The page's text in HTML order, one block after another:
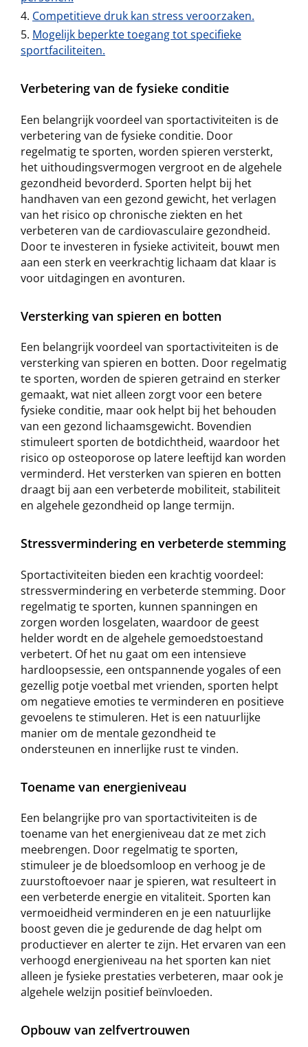
Competitieve druk kan stress veroorzaken.
Mogelijk beperkte toegang tot specifieke
sportfaciliteiten.
Verbetering van de fysieke conditie
Een belangrijk voordeel van sportactiviteiten is de
verbetering van de fysieke conditie. Door
regelmatig te sporten, worden spieren versterkt,
het uithoudingsvermogen vergroot en de algehele
gezondheid bevorderd. Sporten helpt bij het
handhaven van een gezond gewicht, het verlagen
van het risico op chronische ziekten en het
verbeteren van de cardiovasculaire gezondheid.
Door te investeren in fysieke activiteit, bouwt men
aan een sterk en veerkrachtig lichaam dat klaar is
voor uitdagingen en avonturen.
Versterking van spieren en botten
Een belangrijk voordeel van sportactiviteiten is de
versterking van spieren en botten. Door regelmatig
te sporten, worden de spieren getraind en sterker
gemaakt, wat niet alleen zorgt voor een betere
fysieke conditie, maar ook helpt bij het behouden
van een gezond lichaamsgewicht. Bovendien
stimuleert sporten de botdichtheid, waardoor het
risico op osteoporose op latere leeftijd kan worden
verminderd. Het versterken van spieren en botten
draagt bij aan een verbeterde mobiliteit, stabiliteit
en algehele gezondheid op lange termijn.
Stressvermindering en verbeterde stemming
Sportactiviteiten bieden een krachtig voordeel:
stressvermindering en verbeterde stemming. Door
regelmatig te sporten, kunnen spanningen en
zorgen worden losgelaten, waardoor de geest
helder wordt en de algehele gemoedstoestand
verbetert. Of het nu gaat om een intensieve
hardloopsessie, een ontspannende yogales of een
gezellig potje voetbal met vrienden, sporten helpt
om negatieve emoties te verminderen en positieve
gevoelens te stimuleren. Het is een natuurlijke
manier om de mentale gezondheid te
ondersteunen en innerlijke rust te vinden.
Toename van energieniveau
Een belangrijke pro van sportactiviteiten is de
toename van het energieniveau dat ze met zich
meebrengen. Door regelmatig te sporten,
stimuleer je de bloedsomloop en verhoog je de
zuurstoftoevoer naar je spieren, wat resulteert in
een verbeterde energie en vitaliteit. Sporten kan
vermoeidheid verminderen en je een natuurlijke
boost geven die je gedurende de dag helpt om
productiever en alerter te zijn. Het ervaren van een
verhoogd energieniveau na het sporten kan niet
alleen je fysieke prestaties verbeteren, maar ook je
algehele welzijn positief beïnvloeden.
Opbouw van zelfvertrouwen